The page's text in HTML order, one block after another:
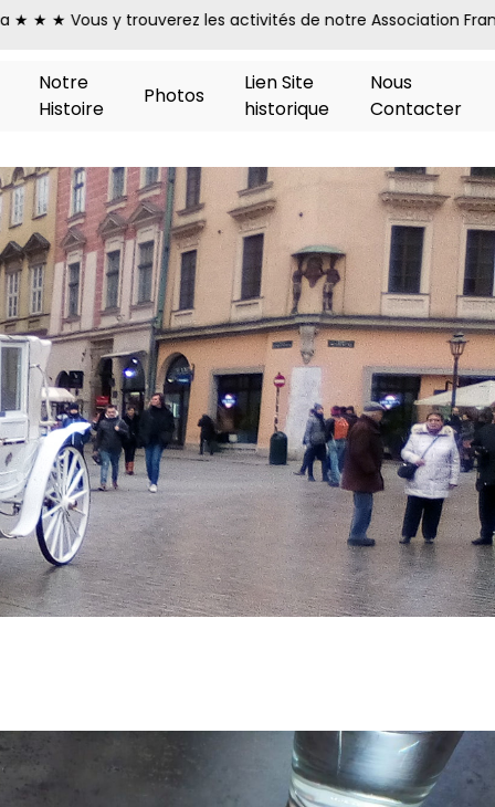
Association Franco-Polonaise ★ ★ ★ Son Equipe de
Notre
Histoire
Photos
Lien Site
historique
Nous
Contacter